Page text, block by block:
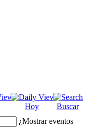
Hoy
Buscar
¿Mostrar eventos